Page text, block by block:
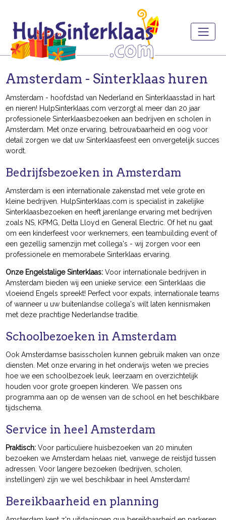
Amsterdam - Sinterklaas huren
Amsterdam - hoofdstad van Nederland en Sinterklaasstad in hart
en nieren! HulpSinterklaas.com verzorgt al meer dan 20 jaar
professionele Sinterklaasbezoeken aan bedrijven en scholen in
Amsterdam. Met onze ervaring, betrouwbaarheid en oog voor
detail zorgen we dat uw Sinterklaasfeest een onvergetelijk succes
wordt.
Bedrijfsbezoeken in Amsterdam
Amsterdam is een internationale zakenstad met vele grote en
kleine bedrijven. HulpSinterklaas.com is specialist in zakelijke
Sinterklaasbezoeken en heeft jarenlange ervaring met bedrijven
zoals NS, KPMG, Delta Lloyd en General Electric. Of het nu gaat
om een kinderfeest voor werknemers, een teambuilding event of
een gezellig samenzijn met collega's - wij zorgen voor een
professionele en memorabele Sinterklaas ervaring.
Onze Engelstalige Sinterklaas:Voor internationale bedrijven in
Amsterdam bieden wij een unieke service: een Sinterklaas die
vloeiend Engels spreekt! Perfect voor expats, internationale teams
of wanneer u uw buitenlandse collega's wilt laten kennismaken
met deze prachtige Nederlandse traditie.
Schoolbezoeken in Amsterdam
Ook Amsterdamse basisscholen kunnen gebruik maken van onze
diensten. Met onze ervaring in het onderwijs weten we precies
hoe we een schoolbezoek leuk, leerzaam en overzichtelijk
houden voor grote groepen kinderen. We passen ons
programma aan op de wensen van de school en het beschikbare
tijdschema.
Service in heel Amsterdam
Praktisch:Voor particuliere huisbezoeken van 20 minuten
bezoeken we Amsterdam helaas niet, vanwege de reistijd tussen
adressen. Voor langere bezoeken (bedrijven, scholen,
instellingen) zijn we wel beschikbaar in heel Amsterdam!
Bereikbaarheid en planning